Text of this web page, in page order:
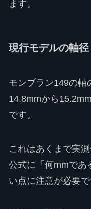
ます。
現行モデルの軸径
モンブラン149の軸
14.8mmから
です。
これはあくまで実
公式に「何mmであ
い点に注意が必要で